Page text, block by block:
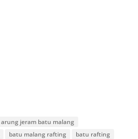
arung jeram batu malang
batu malang rafting
batu rafting